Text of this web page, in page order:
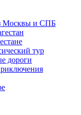
Москвы и СПБ
тур
дороги